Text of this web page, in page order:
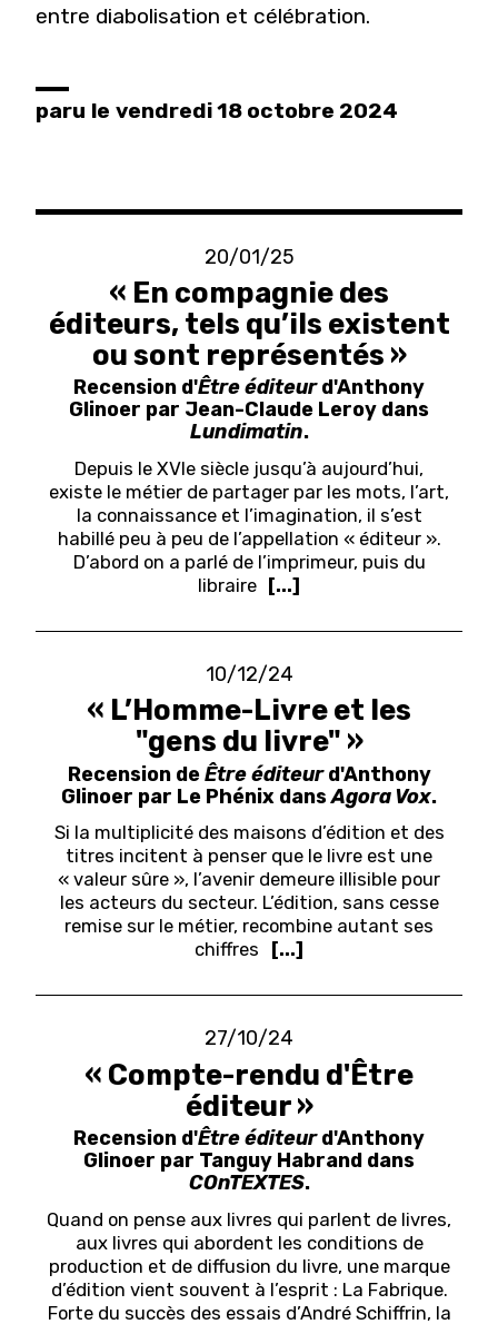
entre diabolisation et célébration.
paru le vendredi 18 octobre 2024
20/01/25
« En compagnie des
éditeurs, tels qu’ils existent
ou sont représentés »
Recension d'Être éditeurd'Anthony
Glinoer par Jean-Claude Leroy dans
Lundimatin.
Depuis le XVIe siècle jusqu’à aujourd’hui,
existe le métier de partager par les mots, l’art,
la connaissance et l’imagination, il s’est
habillé peu à peu de l’appellation « éditeur ».
D’abord on a parlé de l’imprimeur, puis du
libraire
[...]
10/12/24
« L’Homme-Livre et les
"gens du livre" »
Recension deÊtre éditeurd'Anthony
Glinoer par Le Phénix dansAgora Vox.
Si la multiplicité des maisons d’édition et des
titres incitent à penser que le livre est une
« valeur sûre », l’avenir demeure illisible pour
les acteurs du secteur. L’édition, sans cesse
remise sur le métier, recombine autant ses
chiffres
[...]
27/10/24
« Compte-rendu d'Être
éditeur »
Recension d'Être éditeurd'Anthony
Glinoer par Tanguy Habrand dans
COnTEXTES.
Quand on pense aux livres qui parlent de livres,
aux livres qui abordent les conditions de
production et de diffusion du livre, une marque
d’édition vient souvent à l’esprit : La Fabrique.
Forte du succès des essais d’André Schiffrin, la